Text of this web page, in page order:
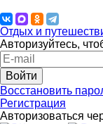
Отдых и
Авторизуйтесь,
Войти
Восстановить
Регистрация
Авторизоваться